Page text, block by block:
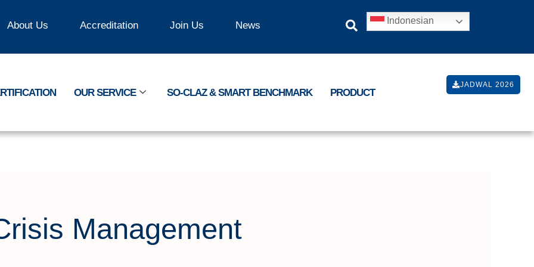
About Us Accreditation Join Us News Indonesian
OUR SERVICE SO-CLAZ & SMART BENCHMARK PRODUCT
JADWAL 2026
Management